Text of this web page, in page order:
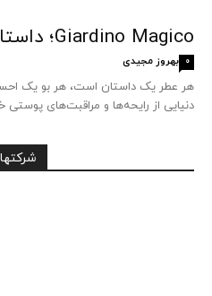
Giardino Magico؛ داستان رایحه‌های خاص
بهروز مجیدی 0
دنیایی از رایحه‌ها و مراقبت‌های